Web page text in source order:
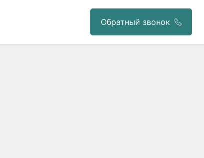
Обратный звонок